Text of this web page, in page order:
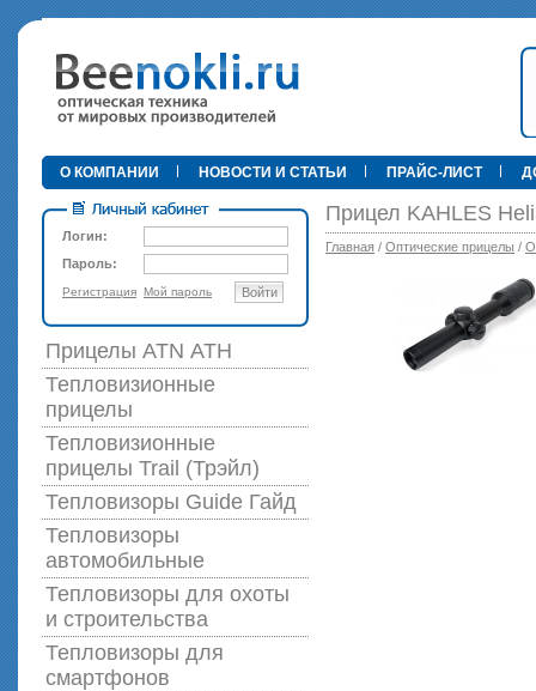
•
89 000
О КОМПАНИИ НОВОСТИ И СТАТЬИ ПРАЙС-ЛИСТ
Логин:
Пароль:
Регистрация Мой пароль Войти
Прицелы ATN АТН
Тепловизионные
прицелы
Тепловизионные
прицелы Trail (Трэйл)
Тепловизоры Guide Гайд
Тепловизоры
автомобильные
Тепловизоры для охоты
и строительства
Тепловизоры для
смартфонов
Прицел KAHLES
Главная / Оптические прицелы /